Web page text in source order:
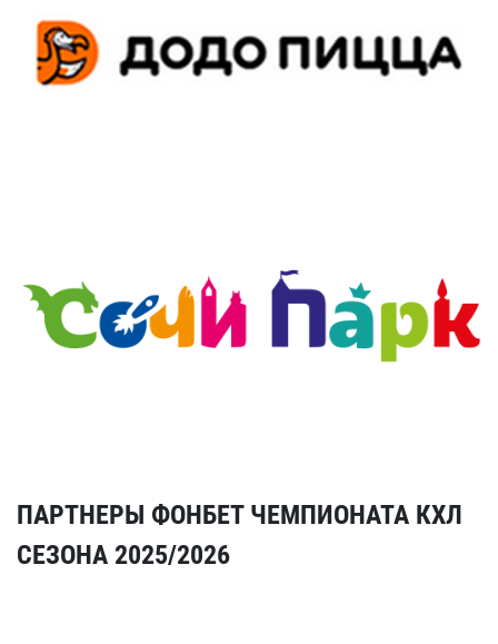
ПАРТНЕРЫ ФОНБЕТ ЧЕМПИОНАТА КХЛ
СЕЗОНА 2025/2026